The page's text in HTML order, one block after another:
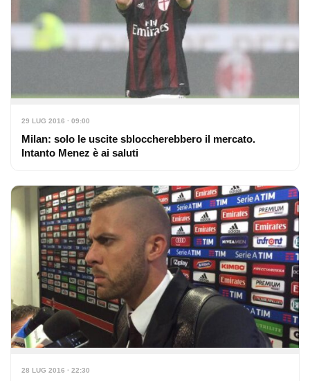
29 LUG 2016 · 09:00
Milan: solo le uscite sbloccherebbero il mercato.
Intanto Menez è ai saluti
28 LUG 2016 · 22:30